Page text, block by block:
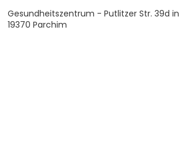
Gesundheitszentrum - Putlitzer Str. 39d in
19370 Parchim